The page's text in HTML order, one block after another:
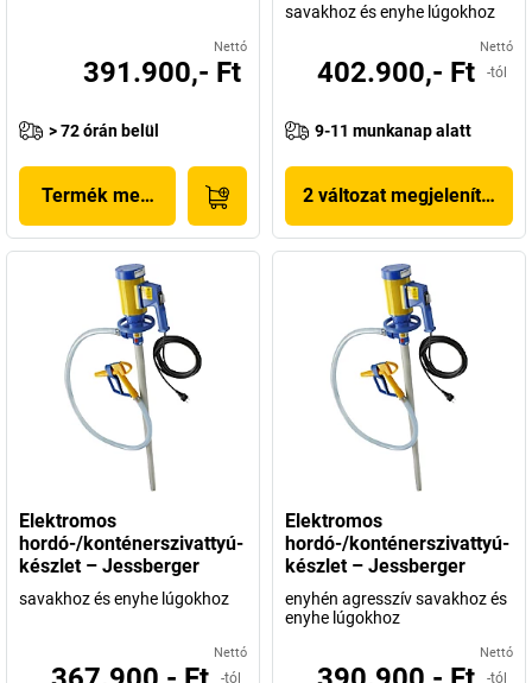
Nettó
391.900,- Ft
> 72 órán belül
Termék megjelenítése
savakhoz és enyhe lúgokhoz
Nettó
402.900,- Ft -tól
9-11 munkanap alatt
2 változat megjelenítése
Elektromos
hordó-/konténerszivattyú-
készlet – Jessberger
savakhoz és enyhe lúgokhoz
Nettó
-tól
Elektromos
hordó-/konténerszivattyú-
készlet – Jessberger
enyhén agresszív savakhoz és
enyhe lúgokhoz
Nettó
-tól